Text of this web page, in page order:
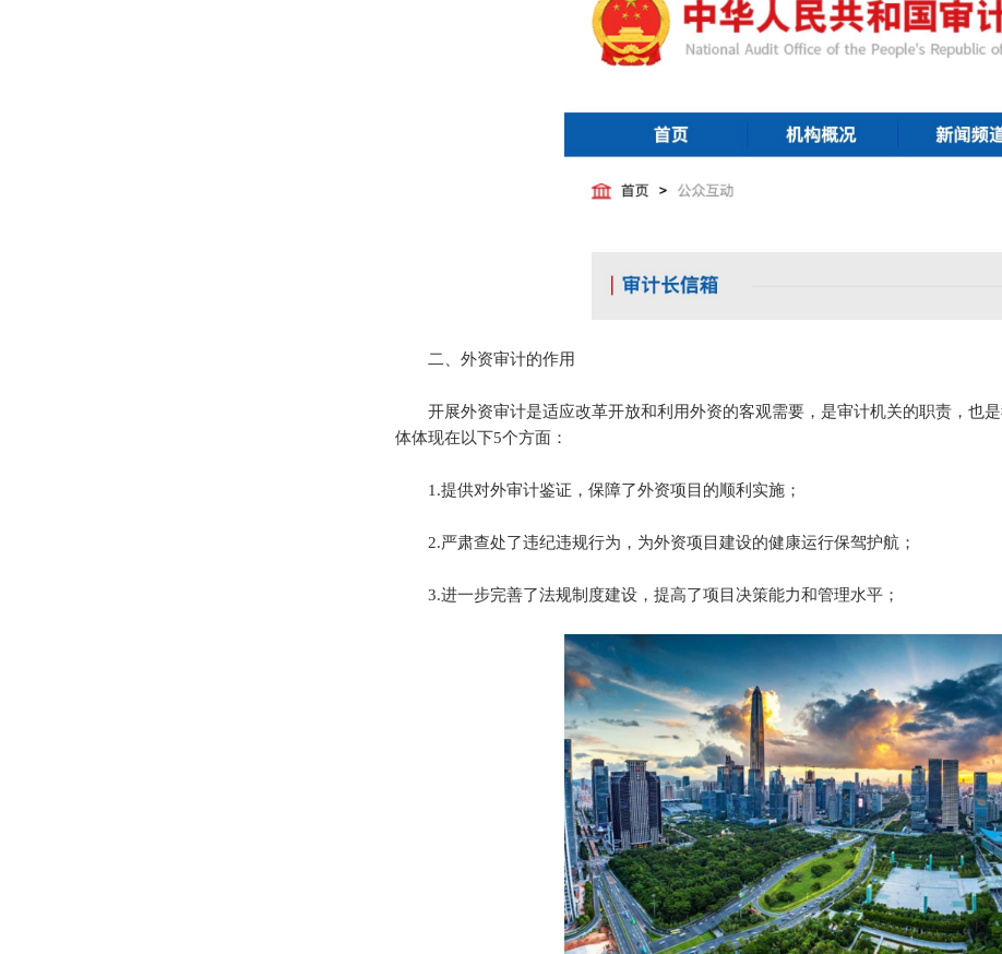
二、外资审计的作用
开展外资审计是适应改革开放和利用外资的客观需要，是审计机关的职责，也
体体现在以下5个方面：
1.提供对外审计鉴证，保障了外资项目的顺利实施；
2.严肃查处了违纪违规行为，为外资项目建设的健康运行保驾护航；
3.进一步完善了法规制度建设，提高了项目决策能力和管理水平；